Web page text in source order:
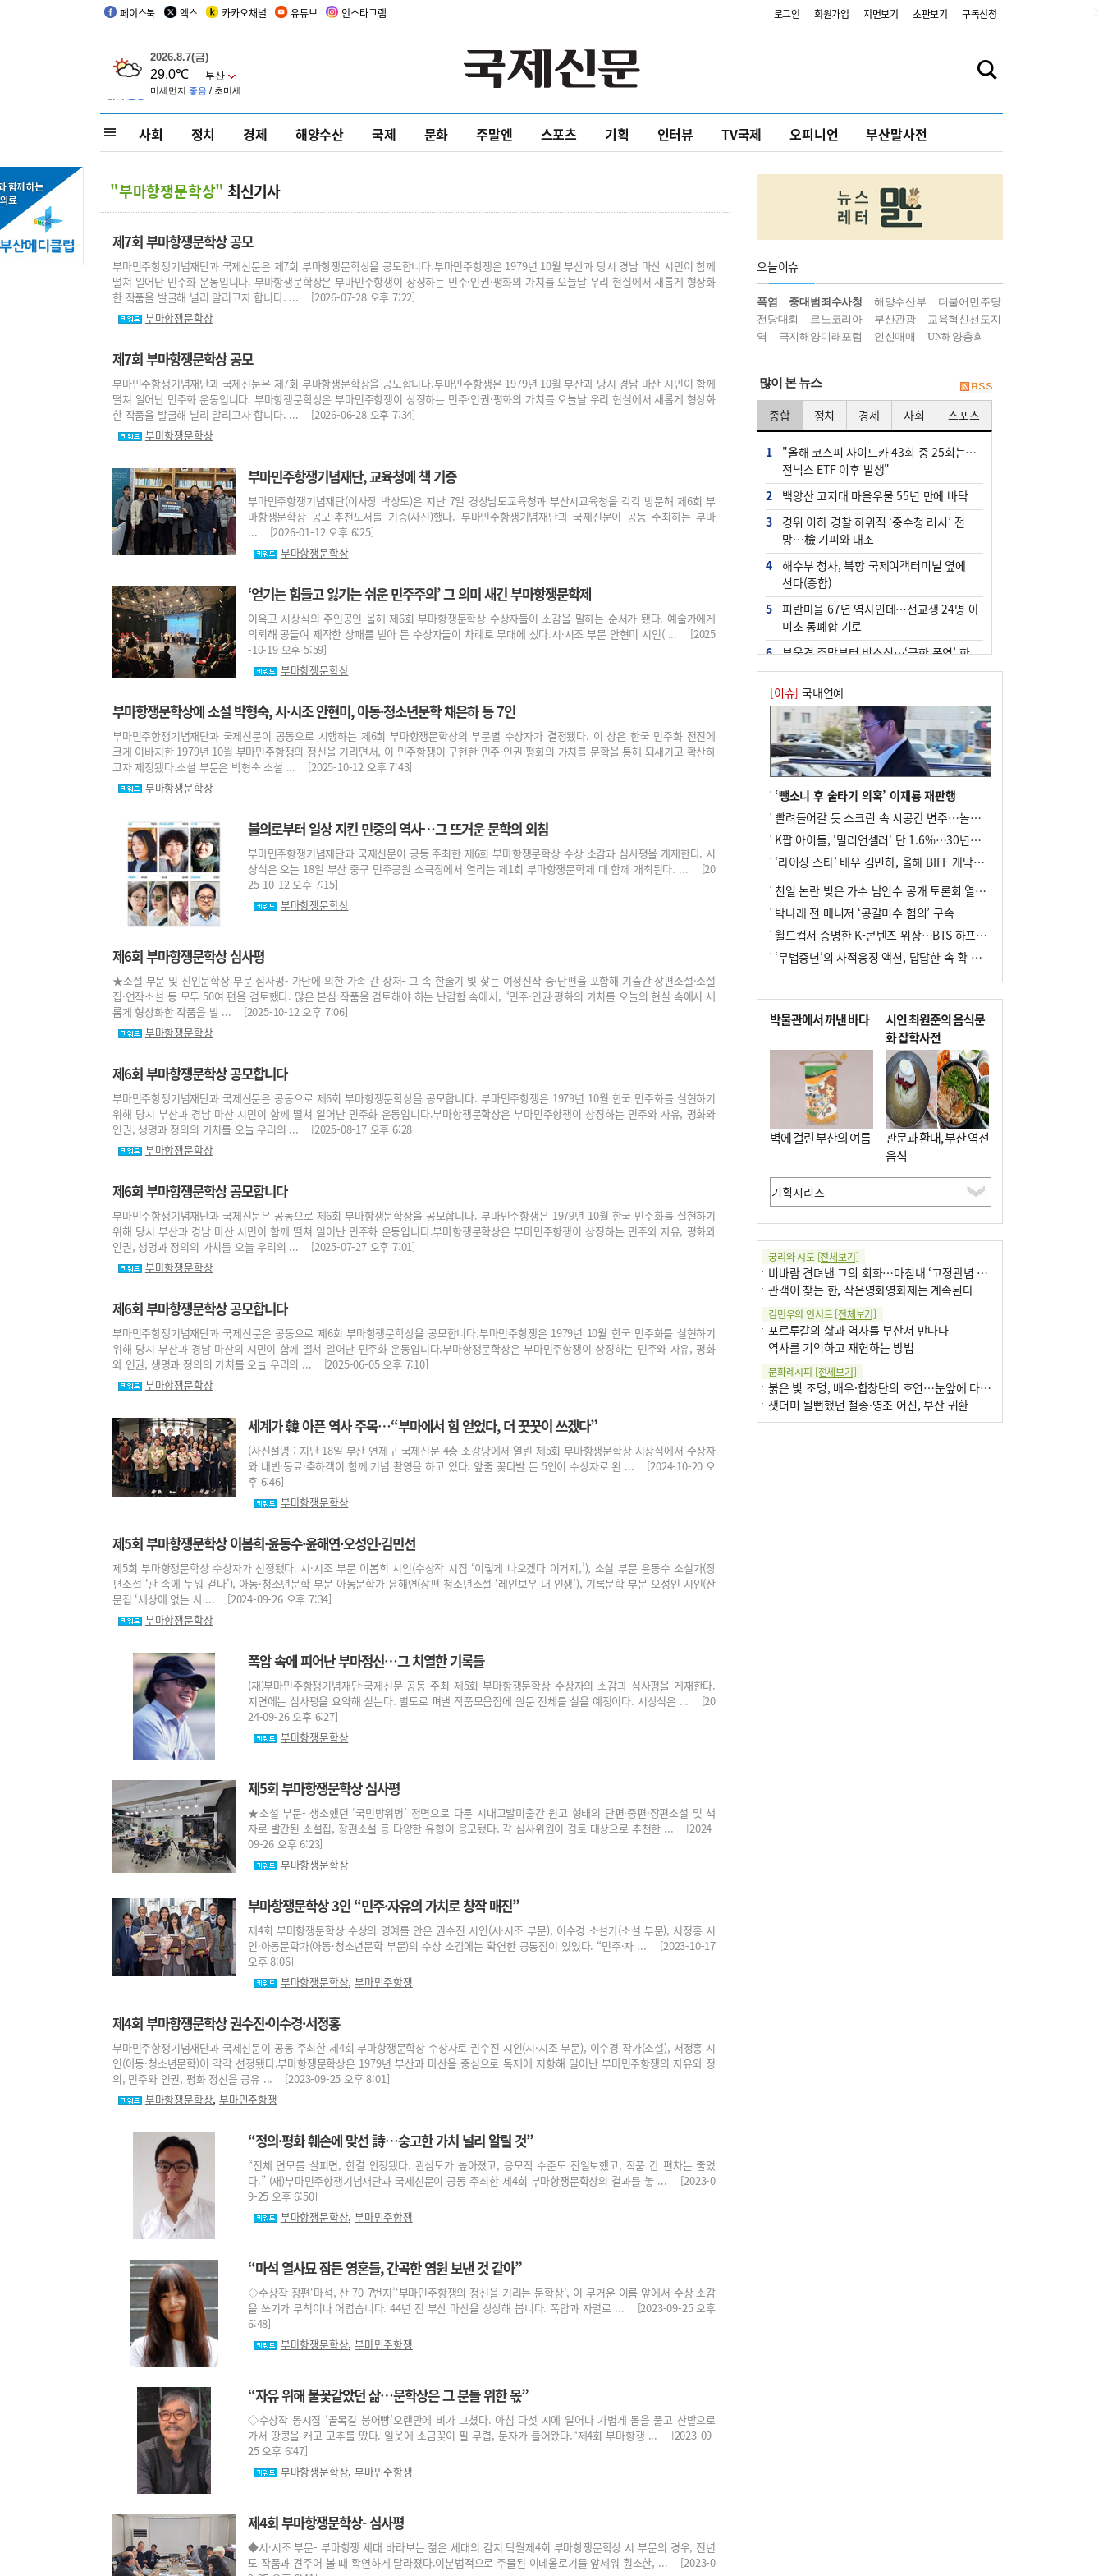
페이스북 엑스 카카오채널 유튜브 인스타그램 로그인 회원가입 지면보기 초판보기 구독신청
사회 정치 경제 해양수산 국제 문화 주말엔 스포츠 기획 인터뷰 TV국제 오피니언 부산말사전
"부마항쟁문학상" 최신기사
제7회 부마항쟁문학상 공모
부마민주항쟁기념재단과 국제신문은 제7회 부마항쟁문학상을 공모합니다.부마민주항쟁은 1979년 10월 부산과 당시 경남 마산 시민이 함께
떨쳐 일어난 민주화 운동입니다. 부마항쟁문학상은 부마민주항쟁이 상징하는 민주·인권·평화의 가치를 오늘날 우리 현실에서 새롭게 형상화
한 작품을 발굴해 널리 알리고자 합니다. ... [2026-07-28 오후 7:22]
부마항쟁문학상
제7회 부마항쟁문학상 공모
부마민주항쟁기념재단과 국제신문은 제7회 부마항쟁문학상을 공모합니다.부마민주항쟁은 1979년 10월 부산과 당시 경남 마산 시민이 함께
떨쳐 일어난 민주화 운동입니다. 부마항쟁문학상은 부마민주항쟁이 상징하는 민주·인권·평화의 가치를 오늘날 우리 현실에서 새롭게 형상화
한 작품을 발굴해 널리 알리고자 합니다. ... [2026-06-28 오후 7:34]
부마항쟁문학상
부마민주항쟁기념재단, 교육청에 책 기증
부마민주항쟁기념재단(이사장 박상도)은 지난 7일 경상남도교육청과 부산시교육청을 각각 방문해 제6회 부
마항쟁문학상 공모·추천도서를 기증(사진)했다. 부마민주항쟁기념재단과 국제신문이 공동 주최하는 부마
... [2026-01-12 오후 6:25]
부마항쟁문학상
‘얻기는 힘들고 잃기는 쉬운 민주주의’ 그 의미 새긴 부마항쟁문학제
이윽고 시상식의 주인공인 올해 제6회 부마항쟁문학상 수상자들이 소감을 말하는 순서가 됐다. 예술가에게
의뢰해 공들여 제작한 상패를 받아 든 수상자들이 차례로 무대에 섰다.시·시조 부문 안현미 시인( ... [2025
-10-19 오후 5:59]
부마항쟁문학상
부마항쟁문학상에 소설 박형숙, 시·시조 안현미, 아동·청소년문학 채은하 등 7인
부마민주항쟁기념재단과 국제신문이 공동으로 시행하는 제6회 부마항쟁문학상의 부문별 수상자가 결정됐다. 이 상은 한국 민주화 전진에
크게 이바지한 1979년 10월 부마민주항쟁의 정신을 기리면서, 이 민주항쟁이 구현한 민주·인권·평화의 가치를 문학을 통해 되새기고 확산하
고자 제정됐다.소설 부문은 박형숙 소설 ... [2025-10-12 오후 7:43]
부마항쟁문학상
불의로부터 일상 지킨 민중의 역사…그 뜨거운 문학의 외침
부마민주항쟁기념재단과 국제신문이 공동 주최한 제6회 부마항쟁문학상 수상 소감과 심사평을 게재한다. 시
상식은 오는 18일 부산 중구 민주공원 소극장에서 열리는 제1회 부마항쟁문학제 때 함께 개최된다. ... [20
25-10-12 오후 7:15]
부마항쟁문학상
제6회 부마항쟁문학상 심사평
★소설 부문 및 신인문학상 부문 심사평- 가난에 의한 가족 간 상처- 그 속 한줄기 빛 찾는 여정신작 중·단편을 포함해 기출간 장편소설·소설
집·연작소설 등 모두 50여 편을 검토했다. 많은 본심 작품을 검토해야 하는 난감함 속에서, “민주·인권·평화의 가치를 오늘의 현실 속에서 새
롭게 형상화한 작품을 발 ... [2025-10-12 오후 7:06]
부마항쟁문학상
제6회 부마항쟁문학상 공모합니다
부마민주항쟁기념재단과 국제신문은 공동으로 제6회 부마항쟁문학상을 공모합니다. 부마민주항쟁은 1979년 10월 한국 민주화를 실현하기
위해 당시 부산과 경남 마산 시민이 함께 떨쳐 일어난 민주화 운동입니다.부마항쟁문학상은 부마민주항쟁이 상징하는 민주와 자유, 평화와
인권, 생명과 정의의 가치를 오늘 우리의 ... [2025-08-17 오후 6:28]
부마항쟁문학상
제6회 부마항쟁문학상 공모합니다
부마민주항쟁기념재단과 국제신문은 공동으로 제6회 부마항쟁문학상을 공모합니다. 부마민주항쟁은 1979년 10월 한국 민주화를 실현하기
위해 당시 부산과 경남 마산 시민이 함께 떨쳐 일어난 민주화 운동입니다.부마항쟁문학상은 부마민주항쟁이 상징하는 민주와 자유, 평화와
인권, 생명과 정의의 가치를 오늘 우리의 ... [2025-07-27 오후 7:01]
부마항쟁문학상
제6회 부마항쟁문학상 공모합니다
부마민주항쟁기념재단과 국제신문은 공동으로 제6회 부마항쟁문학상을 공모합니다.부마민주항쟁은 1979년 10월 한국 민주화를 실현하기
위해 당시 부산과 경남 마산의 시민이 함께 떨쳐 일어난 민주화 운동입니다.부마항쟁문학상은 부마민주항쟁이 상징하는 민주와 자유, 평화
와 인권, 생명과 정의의 가치를 오늘 우리의 ... [2025-06-05 오후 7:10]
부마항쟁문학상
세계가 韓 아픈 역사 주목…“부마에서 힘 얻었다, 더 꿋꿋이 쓰겠다”
(사진설명 : 지난 18일 부산 연제구 국제신문 4층 소강당에서 열린 제5회 부마항쟁문학상 시상식에서 수상자
와 내빈·동료·축하객이 함께 기념 촬영을 하고 있다. 앞줄 꽃다발 든 5인이 수상자로 왼 ... [2024-10-20 오
후 6:46]
부마항쟁문학상
제5회 부마항쟁문학상 이봄희·윤동수·윤해연·오성인·김민선
제5회 부마항쟁문학상 수상자가 선정됐다. 시·시조 부문 이봄희 시인(수상작 시집 ‘이렇게 나오겠다 이거지,’), 소설 부문 윤동수 소설가(장
편소설 ‘관 속에 누워 걷다’), 아동·청소년문학 부문 아동문학가 윤해연(장편 청소년소설 ‘레인보우 내 인생’), 기록문학 부문 오성인 시인(산
문집 ‘세상에 없는 사 ... [2024-09-26 오후 7:34]
부마항쟁문학상
폭압 속에 피어난 부마정신…그 치열한 기록들
(재)부마민주항쟁기념재단·국제신문 공동 주최 제5회 부마항쟁문학상 수상자의 소감과 심사평을 게재한다.
지면에는 심사평을 요약해 싣는다. 별도로 펴낼 작품모음집에 원문 전체를 실을 예정이다. 시상식은 ... [20
24-09-26 오후 6:27]
부마항쟁문학상
제5회 부마항쟁문학상 심사평
★소설 부문- 생소했던 ‘국민방위병’ 정면으로 다룬 시대고발미출간 원고 형태의 단편·중편·장편소설 및 책
자로 발간된 소설집, 장편소설 등 다양한 유형이 응모됐다. 각 심사위원이 검토 대상으로 추천한 ... [2024-
09-26 오후 6:23]
부마항쟁문학상
부마항쟁문학상 3인 “민주·자유의 가치로 창작 매진”
제4회 부마항쟁문학상 수상의 영예를 안은 권수진 시인(시·시조 부문), 이수경 소설가(소설 부문), 서정홍 시
인·아동문학가(아동·청소년문학 부문)의 수상 소감에는 확연한 공통점이 있었다. “민주·자 ... [2023-10-17
오후 8:06]
부마항쟁문학상,부마민주항쟁
제4회 부마항쟁문학상 권수진·이수경·서정홍
부마민주항쟁기념재단과 국제신문이 공동 주최한 제4회 부마항쟁문학상 수상자로 권수진 시인(시·시조 부문), 이수경 작가(소설), 서정홍 시
인(아동·청소년문학)이 각각 선정됐다.부마항쟁문학상은 1979년 부산과 마산을 중심으로 독재에 저항해 일어난 부마민주항쟁의 자유와 정
의, 민주와 인권, 평화 정신을 공유 ... [2023-09-25 오후 8:01]
부마항쟁문학상,부마민주항쟁
“정의·평화 훼손에 맞선 詩…숭고한 가치 널리 알릴 것”
“전체 면모를 살피면, 한결 안정됐다. 관심도가 높아졌고, 응모작 수준도 진일보했고, 작품 간 편차는 줄었
다.” (재)부마민주항쟁기념재단과 국제신문이 공동 주최한 제4회 부마항쟁문학상의 결과를 놓 ... [2023-0
9-25 오후 6:50]
부마항쟁문학상,부마민주항쟁
“마석 열사묘 잠든 영혼들, 간곡한 염원 보낸 것 같아”
◇수상작 장편‘마석, 산 70-7번지’‘부마민주항쟁의 정신을 기리는 문학상’, 이 무거운 이름 앞에서 수상 소감
을 쓰기가 무척이나 어렵습니다. 44년 전 부산 마산을 상상해 봅니다. 폭압과 자멸로 ... [2023-09-25 오후
6:48]
부마항쟁문학상,부마민주항쟁
“자유 위해 불꽃같았던 삶…문학상은 그 분들 위한 몫”
◇수상작 동시집 ‘골목길 붕어빵’오랜만에 비가 그쳤다. 아침 다섯 시에 일어나 가볍게 몸을 풀고 산밭으로
가서 땅콩을 캐고 고추를 땄다. 일옷에 소금꽃이 필 무렵, 문자가 들어왔다.“제4회 부마항쟁 ... [2023-09-
25 오후 6:47]
부마항쟁문학상,부마민주항쟁
제4회 부마항쟁문학상- 심사평
◆시·시조 부문- 부마항쟁 세대 바라보는 젊은 세대의 감지 탁월제4회 부마항쟁문학상 시 부문의 경우, 전년
도 작품과 견주어 볼 때 확연하게 달라졌다.이분법적으로 주물된 이데올로기를 앞세워 훤소한, ... [2023-0
오늘이슈
폭염 중대범죄수사청 해양수산부
더불어민주당
전당대회
르노코리아 부산관광
교육혁신선도지
역
극지해양미래포럼 인신매매 UN해양총회
많이 본 뉴스
종합 정치 경제 사회 스포츠
1
"올해 코스피 사이드카 43회 중 25회는 삼
전닉스 ETF 이후 발생"
2
백양산 고지대 마을우물 55년 만에 바닥
3
경위 이하 경찰 하위직 ‘중수청 러시’ 전
망…檢 기피와 대조
4
해수부 청사, 북항 국제여객터미널 옆에
선다(종합)
5
피란마을 67년 역사인데…전교생 24명 아
미초 통폐합 기로
6
부울경 주말부터 비소식…‘극한 폭염’ 한
풀 꺾일 듯
7
“낙동강권 삼락·을숙도·다대포 연결해 서
부산 관광 키우자”
8
오늘의 날씨- 2026년 8월 7일
9
외국인 선원 ‘인신매매 경유지’ 된 부산…
10 [사설] 해수부 신청사 북항으로 확정, 해양
수도 도약의 전환점
[이슈] 국내연예
‘뺑소니 후 술타기 의혹’ 이재룡 재판행
빨려들어갈 듯 스크린 속 시공간 변주…놀란의 메시지는 ‘전쟁 속죄’
K팝 아이돌, '밀리언셀러' 단 1.6%…30년간 등장 1182개팀 전수조사
‘라이징 스타’ 배우 김민하, 올해 BIFF 개막식 사회자 확정
친일 논란 빚은 가수 남인수 공개 토론회 열린다.
박나래 전 매니저 ‘공갈미수 혐의’ 구속
월드컵서 증명한 K-콘텐츠 위상…BTS 하프타임쇼·정호연 트로피 세리머니
‘무법중년’의 사적응징 액션, 답답한 속 확 뚫어주네
박물관에서 꺼낸 바다
벽에 걸린 부산의 여름
시인 최원준의 음식문
화 잡학사전
관문과 환대, 부산 역전
음식
궁리와 시도 [전체보기]
비바람 견뎌낸 그의 회화…마침내 ‘고정관념 감옥’서 해방
관객이 찾는 한, 작은영화영화제는 계속된다
김민우의 인서트[전체보기]
포르투갈의 삶과 역사를 부산서 만나다
역사를 기억하고 재현하는 방법
문화레시피 [전체보기]
붉은 빛 조명, 배우·합창단의 호연…눈앞에 다가온 부산오페라하우스
잿더미 될뻔했던 철종·영조 어진, 부산 귀환